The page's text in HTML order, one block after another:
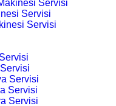
Servisi
Servisi
Servisi
Servisi
Servisi
Servisi